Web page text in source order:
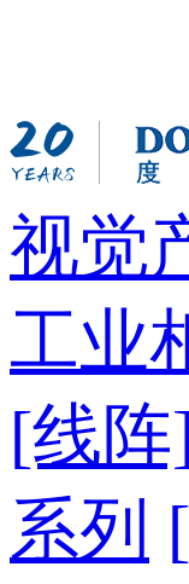
视觉
工业
[线阵
系列